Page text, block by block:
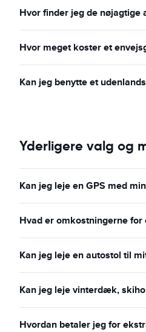
Hvor finder jeg de nøjagtige
Hvor meget koster et
Kan jeg benytte et
Yderligere valg og
Kan jeg leje en GPS med
Hvad er omkostningerne for
Kan jeg leje en autostol til
Kan jeg leje vinterdæk,
Hvordan betaler jeg for